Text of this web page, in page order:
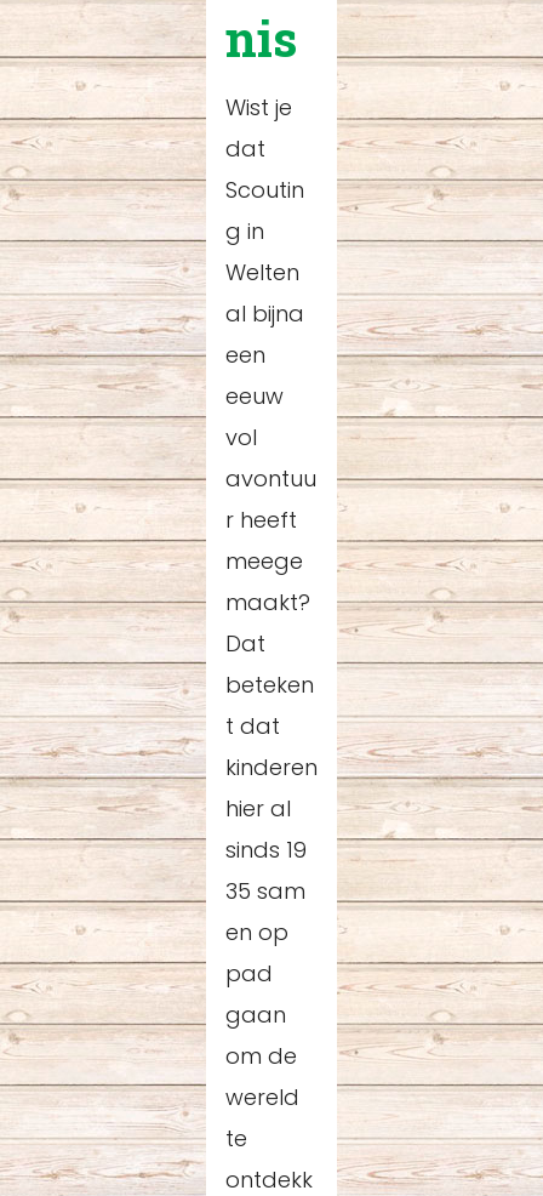
nis
Wist je
dat
Scoutin
g in
Welten
al bijna
een
eeuw
vol
avontuu
r heeft
meege
maakt?
Dat
beteken
t dat
kinderen
hier al
sinds 19
35 sam
en op
pad
gaan
om de
wereld
te
ontdekk